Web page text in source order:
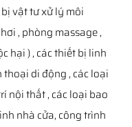
vật tư xử lý môi
, phòng massage ,
hại ) , các thiết bị linh
di động , các loại
nội thất , các loại bao
nhà cửa, công trình